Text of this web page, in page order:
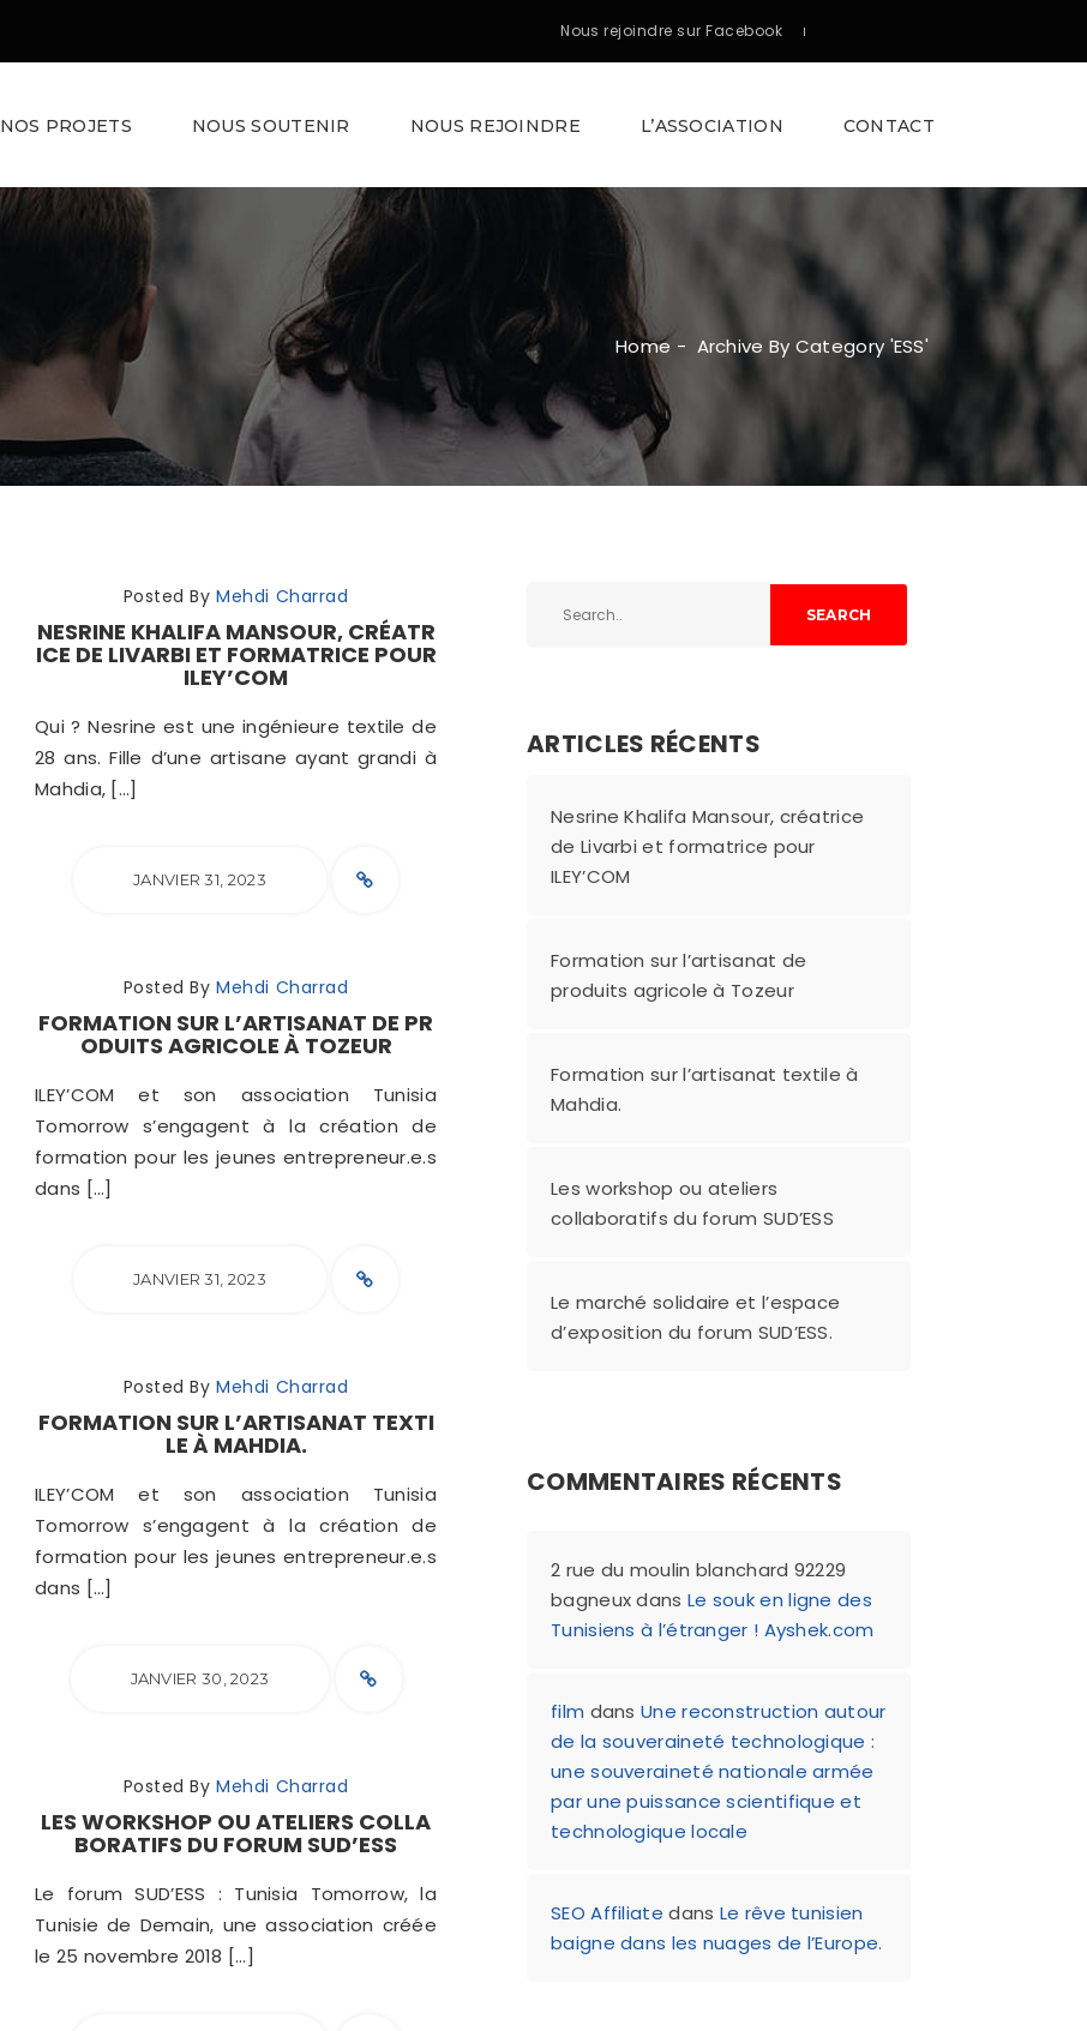
Nous rejoindre sur Facebook
NOS PROJETS NOUS SOUTENIR NOUS REJOINDRE L’ASSOCIATION CONTACT
Home - Archive By Category 'ESS'
Posted ByMehdi Charrad
NESRINE KHALIFA MANSOUR, CRÉATR
ICE DE LIVARBI ET FORMATRICE POUR
ILEY’COM
Qui ? Nesrine est une ingénieure textile de
28 ans. Fille d’une artisane ayant grandi à
Mahdia, […]
JANVIER 31, 2023
Posted ByMehdi Charrad
FORMATION SUR L’ARTISANAT DE PR
ODUITS AGRICOLE À TOZEUR
ILEY’COM et son association Tunisia
Tomorrow s’engagent à la création de
formation pour les jeunes entrepreneur.e.s
dans […]
JANVIER 31, 2023
Posted ByMehdi Charrad
FORMATION SUR L’ARTISANAT TEXTI
LE À MAHDIA.
ILEY’COM et son association Tunisia
Tomorrow s’engagent à la création de
formation pour les jeunes entrepreneur.e.s
dans […]
JANVIER 30, 2023
Posted ByMehdi Charrad
LES WORKSHOP OU ATELIERS COLLA
BORATIFS DU FORUM SUD’ESS
Le forum SUD’ESS : Tunisia Tomorrow, la
Tunisie de Demain, une association créée
le 25 novembre 2018 […]
SEARCH
ARTICLES RÉCENTS
Nesrine Khalifa Mansour, créatrice
de Livarbi et formatrice pour
ILEY’COM
Formation sur l’artisanat de
produits agricole à Tozeur
Formation sur l’artisanat textile à
Mahdia.
Les workshop ou ateliers
collaboratifs du forum SUD’ESS
Le marché solidaire et l’espace
d’exposition du forum SUD’ESS.
COMMENTAIRES RÉCENTS
2 rue du moulin blanchard 92229
bagneuxdans Le souk en ligne des
Tunisiens à l’étranger ! Ayshek.com
film dansUne reconstruction autour
de la souveraineté technologique :
une souveraineté nationale armée
par une puissance scientifique et
technologique locale
SEO Affiliate dans Le rêve tunisien
baigne dans les nuages de l’Europe.